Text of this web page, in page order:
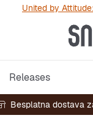
United by
Releases
Besplatna dostava